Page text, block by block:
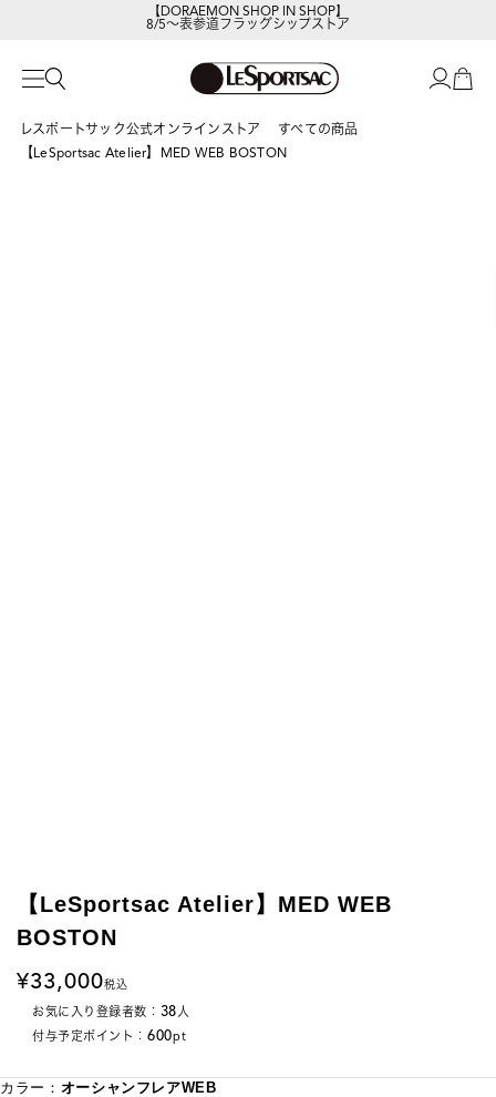
8/5～表参道フラッグシップストア
レスポートサック公式オンラインストア
すべての商品
【LeSportsac Atelier】MED WEB BOSTON
【LeSportsac Atelier】MED WEB
BOSTON
33,000税込
お気に入り登録者数： 38人
付与予定ポイント： 600pt
カラー： オーシャンフレアWEB